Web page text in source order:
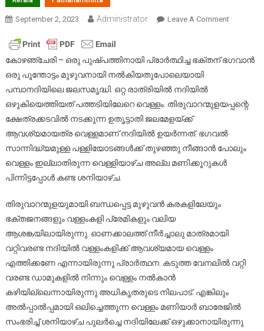
September 2, 2023 Administrator Leave A CommentOn
ഇന്ന്
മത്സര
കോഴഞ്ചേരി – ഒരു പുഷ്പത്തിനായി പ്രാര്‍ത്ഥിച്ച ഭക്തന് ഭഗവാന്‍
ഒരു പൂന്തോട്ടം മുഴുവനായി നല്‍കിയതുപോലെയായി
പമ്പാനദിയിലെ ജലസമൃദ്ധി. ഒറ്റ രാത്രിയില്‍ നദിയില്‍
ഒഴുകിയെത്തിയത് പത്തടിയിലേറെ വെള്ളം. തിരുവാറന്മുളയപ്പന്റെ
ക്ഷേത്രക്കടവില്‍ നടക്കുന്ന ഉതൃട്ടാതി ജലമേളയ്ക്ക്
ആവശ്യമായത്ര വെള്ളമാണ് നദിയില്‍ ഉയര്‍ന്നത്. ഭഗവല്‍
സാന്നിദ്ധ്യമുള്ള പള്ളിയോടങ്ങള്‍ക്ക് തുഴഞ്ഞു നീങ്ങാന്‍ പോലും
വെള്ളം ഇല്ലാതിരുന്ന വെള്ളിയാഴ്ച അല്ല മണിക്കൂറുകള്‍
പിന്നിട്ടപ്പോള്‍ കണ്ട ശനിയാഴ്ച.
തിരുവാറന്മുളയുമായി ബന്ധപ്പെട്ട മുഴുവന്‍ കരകളിലേയും
ഭക്തജനങ്ങളും വള്ളംകളി പ്രേമികളും വലിയ
ആശങ്കയിലായിരുന്നു. ഓണക്കാലത്ത് നീര്‍ച്ചാലു മാത്രമായി
വറ്റിവരണ്ട നദിയില്‍ വള്ളംകളിക്ക് ആവശ്യമായ വെള്ളം
എത്തിക്കണേ എന്നായിരുന്നു പ്രാര്‍ത്ഥന. കടുത്ത വേനലില്‍ വറ്റി
വരണ്ട ഡാമുകളില്‍ നിന്നും വെള്ളം നല്‍കാന്‍
കഴിയില്ലെന്നായിരുന്നു അധികൃതരുടെ നിലപാട്. എങ്കിലും
അല്‍പ്പാല്‍പ്പമായി ഒലിച്ചെത്തുന്ന വെള്ളം മണിയാര്‍ ബാരേജില്‍
സംഭരിച്ച് ശനിയാഴ്ച പുലര്‍ച്ചെ നദിയിലേക്ക് ഒഴുക്കാനായിരുന്നു